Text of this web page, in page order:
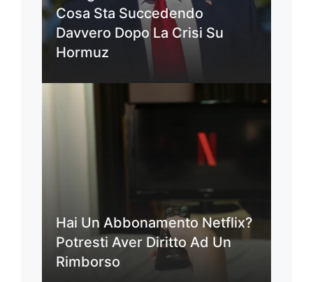
Cosa Sta Succedendo
Davvero Dopo La Crisi Su
Hormuz
Hai Un Abbonamento Netflix?
Potresti Aver Diritto Ad Un
Rimborso